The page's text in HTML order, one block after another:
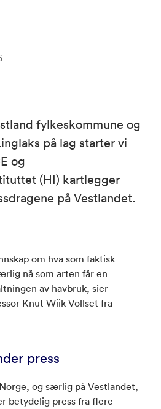
fylkeskommune og
på lag starter vi
og
(HI) kartlegger
på Vestlandet.
om hva som faktisk
nå som arten får en
av havbruk, sier
Knut Wiik Vollset fra
press
og særlig på Vestlandet,
betydelig press fra flere